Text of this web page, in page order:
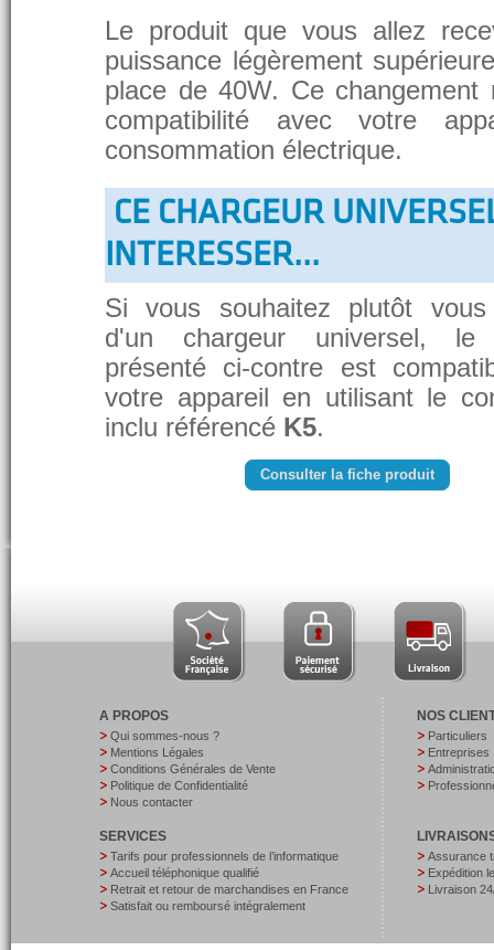
Le produit que vous allez
puissance légèrement
place de 40W. Ce
compatibilité avec votre
consommation électrique.
CE CHARGEUR
INTERESSER...
Si vous souhaitez plutôt vous
d'un chargeur universel, le
présenté ci-contre est
votre appareil en utilisant le
inclu référencé K5.
Consulter la fiche produit
A PROPOS
Qui sommes-nous ?
Mentions Légales
Conditions Générales de Vente
Politique de Confidentialité
Nous contacter
SERVICES
Tarifs pour professionnels de l’informatique
Accueil téléphonique qualifié
Retrait et retour de marchandises en France
Satisfait ou remboursé intégralement
NOS
Particuliers
Entreprises
Assurance
Expédition
Livraison